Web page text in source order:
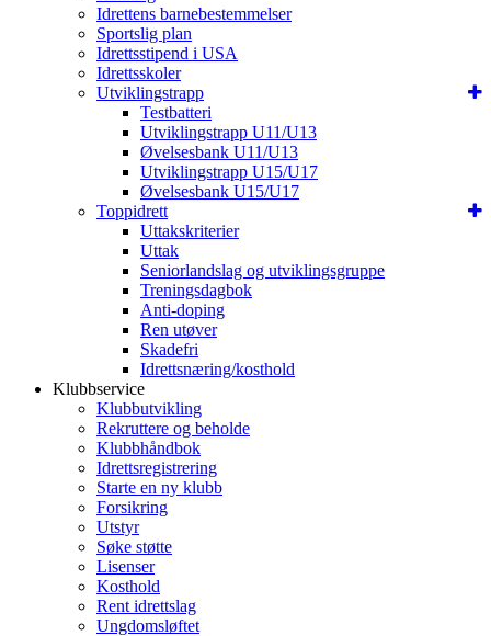
Idrettens barnebestemmelser
Sportslig plan
Idrettsstipend i USA
Idrettsskoler
Utviklingstrapp
Testbatteri
Utviklingstrapp U11/U13
Øvelsesbank U11/U13
Utviklingstrapp U15/U17
Øvelsesbank U15/U17
Toppidrett
Uttakskriterier
Uttak
Seniorlandslag og utviklingsgruppe
Treningsdagbok
Anti-doping
Ren utøver
Skadefri
Idrettsnæring/kosthold
Klubbservice
Klubbutvikling
Rekruttere og beholde
Klubbhåndbok
Idrettsregistrering
Starte en ny klubb
Forsikring
Utstyr
Søke støtte
Lisenser
Kosthold
Rent idrettslag
Ungdomsløftet